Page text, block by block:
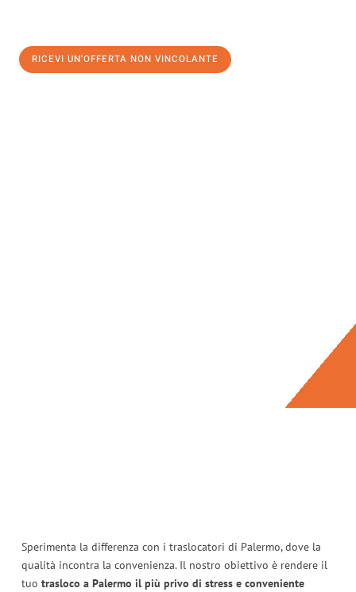
RICEVI UN'OFFERTA NON VINCOLANTE
Sperimenta la differenza con i traslocatori di Palermo, dove la
qualità incontra la convenienza. Il nostro obiettivo è rendere il
tuo trasloco a Palermo il più privo di stress e conveniente